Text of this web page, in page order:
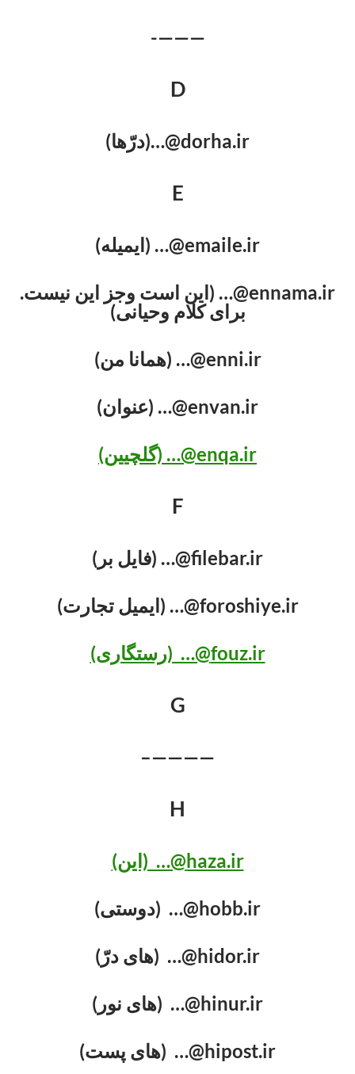
———-
D
dorha.ir@…(درّها)
E
emaile.ir@… (ایمیله)
ennama.ir@… (این است وجز این نیست.
برای کلام وحیانی)
enni.ir@… (همانا من)
envan.ir@… (عنوان)
enqa.ir@… (گلچیین)
F
filebar.ir@… (فایل بر)
foroshiye.ir@… (ایمیل تجارت)
fouz.ir@… (رستگاری)
G
————–
H
haza.ir@… (این)
hobb.ir@… (دوستی)
hidor.ir@… (های درّ)
hinur.ir@… (های نور)
hipost.ir@… (های پست)